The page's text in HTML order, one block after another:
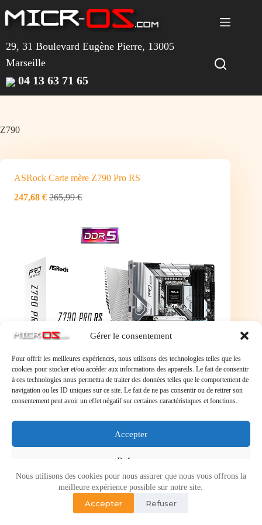
Gérer le consentement
Pour offrir les meilleures expériences, nous utilisons des technologies telles que les
cookies pour stocker et/ou accéder aux informations des appareils. Le fait de consentir
à ces technologies nous permettra de traiter des données telles que le comportement de
navigation ou les ID uniques sur ce site. Le fait de ne pas consentir ou de retirer son
consentement peut avoir un effet négatif sur certaines caractéristiques et fonctions.
Accepter
Refuser
Voir les préférences
Politique de cookiesPolitique de confidentialité
au
contenu
Nous utilisons des cookies pour nous assurer que nous vous offrons la
meilleure expérience possible sur notre site.
Accepter Refuser
29, 31 Boulevard Eugène Pierre, 13005
Marseille
04 13 63 71 65
Z790
ASRock Carte mère Z790 Pro RS
247,68 € 265,99 €
accueillir les processeurs Intel de 12ème et 13ème
génération sur socket LGA 1700 & DDR5